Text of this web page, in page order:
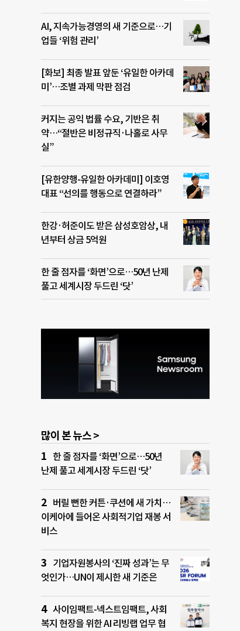
AI, 지속가능경영의 새 기준으로…기
업들 ‘위험 관리’
[화보] 최종 발표 앞둔 ‘유일한 아카데
미’…조별 과제 막판 점검
커지는 공익 법률 수요, 기반은 취
약…“절반은 비정규직·나홀로 사무
실”
[유한양행-유일한 아카데미] 이호영
대표 “선의를 행동으로 연결하라”
한강·허준이도 받은 삼성호암상, 내
년부터 상금 5억원
한 줄 점자를 ‘화면’으로…50년 난제
풀고 세계시장 두드린 ‘닷’
많이 본 뉴스 >
한 줄 점자를 ‘화면’으로…50년
난제 풀고 세계시장 두드린 ‘닷’
버릴 뻔한 커튼·쿠션에 새 가치…
이케아에 들어온 사회적기업 재봉 서
비스
기업자원봉사의 ‘진짜 성과’는 무
엇인가…UN이 제시한 새 기준은
사이임팩트-넥스트임팩트, 사회
복지 현장을 위한 AI 리빙랩 업무 협